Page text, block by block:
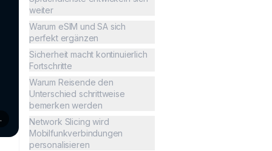
weiter
Warum eSIM und SA sich
perfekt ergänzen
Sicherheit macht kontinuierlich
Fortschritte
Warum Reisende den
Unterschied schrittweise
bemerken werden
Network Slicing wird
Mobilfunkverbindungen
personalisieren